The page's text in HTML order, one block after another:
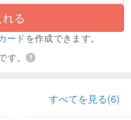
る
ードを作成できます。
す。
すべてを見る(6)